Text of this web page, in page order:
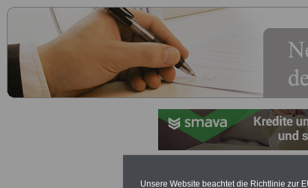
Beihilfe von A bis Z
Unsere Website beachtet die Richtlinie zur